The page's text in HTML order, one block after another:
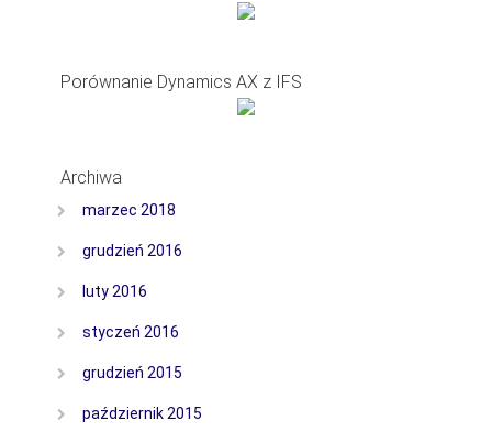
Porównanie Dynamics AX z IFS
Archiwa
marzec 2018
grudzień 2016
luty 2016
styczeń 2016
grudzień 2015
październik 2015